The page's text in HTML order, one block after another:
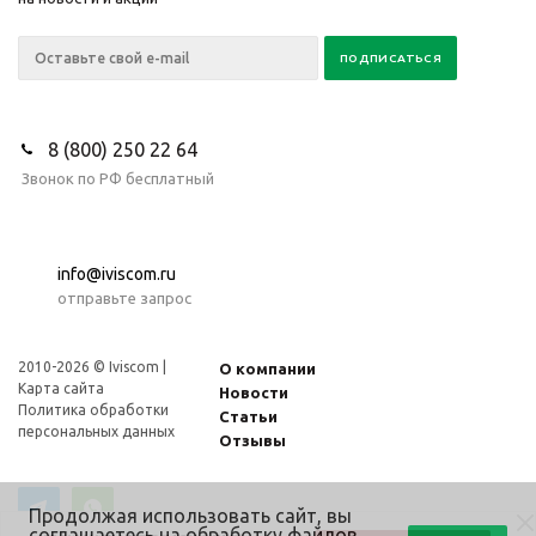
8 (800) 250 22 64
Звонок по РФ бесплатный
info@iviscom.ru
отправьте запрос
2010-2026 © Iviscom |
Карта сайта
Политика обработки
персональных данных
О компании
Новости
Статьи
Отзывы
Продолжая использовать сайт, вы